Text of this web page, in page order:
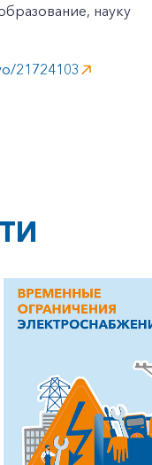
науку
21724103